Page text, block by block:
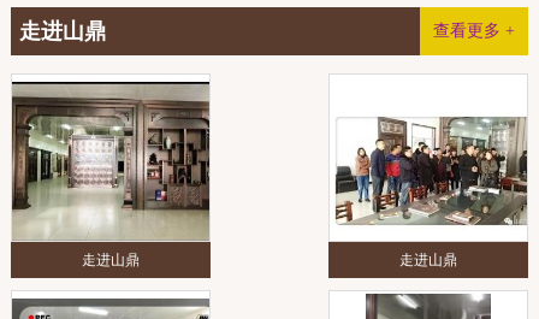
查看更多 +
走进山鼎
走进山鼎 走进山鼎